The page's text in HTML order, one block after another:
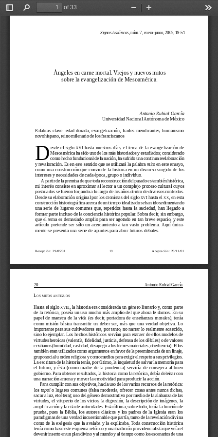
Toggle
Find
of 33
Zoom
Ángeles en carne mortal. Viejos y nuevos mitos
sobre la evangelización de Mesoamérica.
  Antonio  Rubial  García
Universidad Nacional Autónoma de México
Palabras  clave:  edad  dorada,  evangelización,  frailes  mendicantes,  humanismo
novohispano, reino milenario de los franciscanos
Desde  el  siglo XVI
  hasta  nuestros  días,  el  tema  de  la  evangelización  de
Mesoamérica ha sido uno de los más historiados y estudiados; considerado
como hecho fundacional de la nación, ha sufrido una continua reelaboración
y revaloración. Es en este sentido que se utilizará la palabra mito en este ensayo,
como una construcción que convierte la historia en un discurso surgido de los
intereses y necesidades de cada época, grupo o individuo.
A partir de la premisa de que toda reconstrucción del pasado es también histórica,
mi interés consiste en aproximar al lector a un complejo proceso cultural cuyos
postulados se fueron forjando a lo largo de los años dentro de diversos contextos.
Desde su elaboración original por los cronistas del siglo XVI hasta el XX , en esta
construcción historiográfica acerca de un tiempo idealizado se han ido sedimentando
una  serie  de  lugares  comunes  que,  repetidos  hasta  la  saciedad,  han  llegado  a
formar parte incluso de la conciencia histórica popular. Sobra decir, sin embargo,
que el tema es demasiado amplio para ser agotado en tan breve espacio, y este
artículo  pretende  ser  sólo  un  acercamiento  a  tan  vasto  problema.  Aquí  única-
mente se presenta una serie de apuntes para abrir futuros debates.
Signos históricos, núm. 7, enero-junio, 2002, 19-51
Recepción:  29/05/01 19 Aceptación:  28/11/01
LOS MITOS ANTIGUOS
Hasta el siglo XVIII, la historia era considerada un género literario y, como parte
de la retórica, poseía un uso mucho más amplio del que ahora le damos. En su
papel  de  maestra  de  la  vida  (es  decir,  portadora  de  enseñanzas  morales),  tenía
como  misión  básica  transmitir  un  deber  ser,  más  que  una  verdad  objetiva.  Lo
importante para sus cultivadores era, por tanto, no narrar lo realmente acaecido,
sino lo ejemplar. Los hechos históricos servían para extraer de ellos modelos de
virtudes heroicas (valentía, fidelidad, justicia, defensa de los débiles) o de valores
cristianos (humildad, castidad, desapego a los bienes materiales, obediencia). Ellos
también eran utilizados como argumentos en favor de la preeminencia de un linaje,
grupo social u orden religiosa y como medios para exigir el respeto a sus privilegios.
La escritura de la historia tenía, por último, la inquietud de salvar la memoria para
el  futuro,  y  ésta  (como  madre  de  la  prudencia)  serviría  de  consejera  al  buen
gobierno. Para obtener resultados, la historia como la retórica, debía deleitar con
una narración amena y mover la emotividad para producir la acción.
Para cumplir con sus objetivos, hacía uso de los varios recursos de la retórica:
los topoi o lugares comunes (falsa modestia, ofrecer cosas antes nunca dichas,
sacar a luz, etcétera); uso del género demostrativo por medio de la alabanza de las
virtudes, el vituperio de los vicios, la digresión, la descripción de imágenes, la
amplificación y la cita de autoridades. Esta última, sobre todo, tenía la función de
prueba,  pues  la  Biblia,  los  autores  clásicos  y  los  padres  de  la  Iglesia  eran  los
paradigmas de una verdad incuestionable que partía, tanto de la revelación divi na
como de la exégesis que la avalaba y la explicaba. Toda construcción histórica
tenía como base este esquema retórico y una tradición providencialista que veía el
devenir inserto en un plan divino y al mundo y al tiempo como los escenarios de una
20
   Antonio Rubial García